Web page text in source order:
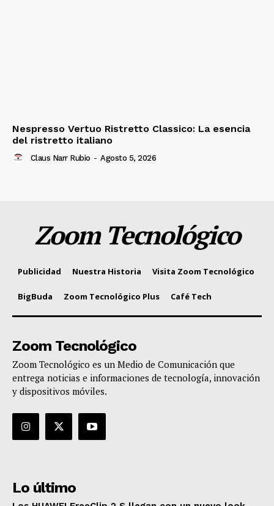
Nespresso Vertuo Ristretto Classico: La esencia
del ristretto italiano
Claus Narr Rubio - Agosto 5, 2026
Zoom Tecnológico
Publicidad Nuestra Historia Visita Zoom Tecnológico
BigBuda Zoom Tecnológico Plus Café Tech
Zoom Tecnológico
Zoom Tecnológico es un Medio de Comunicación que
entrega noticias e informaciones de tecnología, innovación
y dispositivos móviles.
Lo último